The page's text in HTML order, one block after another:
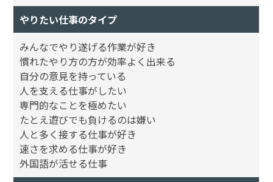
やりたい仕事のタイプ
みんなでやり遂げる作業が好き
慣れたやり方の方が効率よく出来る
自分の意見を持っている
人を支える仕事がしたい
専門的なことを極めたい
たとえ遊びでも負けるのは嫌い
人と多く接する仕事が好き
速さを求める仕事が好き
外国語が活せる仕事